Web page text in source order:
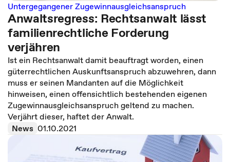
Untergegangener Zugewinnausgleichsanspruch
Anwaltsregress: Rechtsanwalt lässt
familienrechtliche Forderung
verjähren
Ist ein Rechtsanwalt damit beauftragt worden, einen
güterrechtlichen Auskunftsanspruch abzuwehren, dann
muss er seinen Mandanten auf die Möglichkeit
hinweisen, einen offensichtlich bestehenden eigenen
Zugewinnausgleichsanspruch geltend zu machen.
Verjährt dieser, haftet der Anwalt.
News 01.10.2021